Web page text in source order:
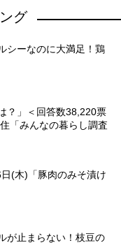
グ
シーなのに大満足！鶏
？」＜回答数38,220票
「みんなの暮らし調査
(木)「豚肉のみそ漬け
が止まらない！枝豆の